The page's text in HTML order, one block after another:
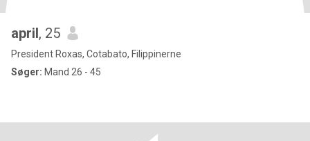
april, 25
President Roxas, Cotabato, Filippinerne
Søger: Mand 26 - 45